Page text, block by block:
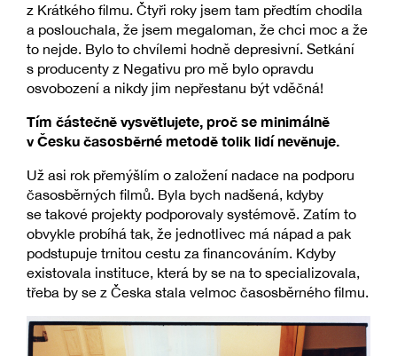
z Krátkého filmu. Čtyři roky jsem tam předtím chodila
a poslouchala, že jsem megaloman, že chci moc a že
to nejde. Bylo to chvílemi hodně depresivní. Setkání
s producenty z Negativu pro mě bylo opravdu
osvobození a nikdy jim nepřestanu být vděčná!
Tím částečně vysvětlujete, proč se minimálně
v Česku časosběrné metodě tolik lidí nevěnuje.
Už asi rok přemýšlím o založení nadace na podporu
časosběrných filmů. Byla bych nadšená, kdyby
se takové projekty podporovaly systémově. Zatím to
obvykle probíhá tak, že jednotlivec má nápad a pak
podstupuje trnitou cestu za financováním. Kdyby
existovala instituce, která by se na to specializovala,
třeba by se z Česka stala velmoc časosběrného filmu.